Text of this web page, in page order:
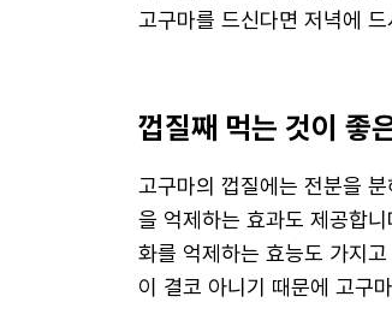
고구마를 드신다면 저녁에
껍질째 먹는 것이 좋
고구마의 껍질에는 전분을
을 억제하는 효과도 제공합
화를 억제하는 효능도 가지
이 결코 아니기 때문에 고구